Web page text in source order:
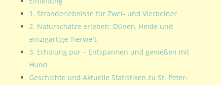
1. Stranderlebnisse für Zwei- und Vierbeiner
2. Naturschätze erleben: Dünen, Heide und
einzigartige Tierwelt
3. Erholung pur – Entspannen und genießen mit
Hund
Geschichte und Aktuelle Statistiken zu St. Peter-